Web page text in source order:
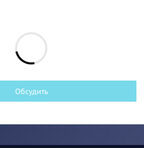
Обсудить